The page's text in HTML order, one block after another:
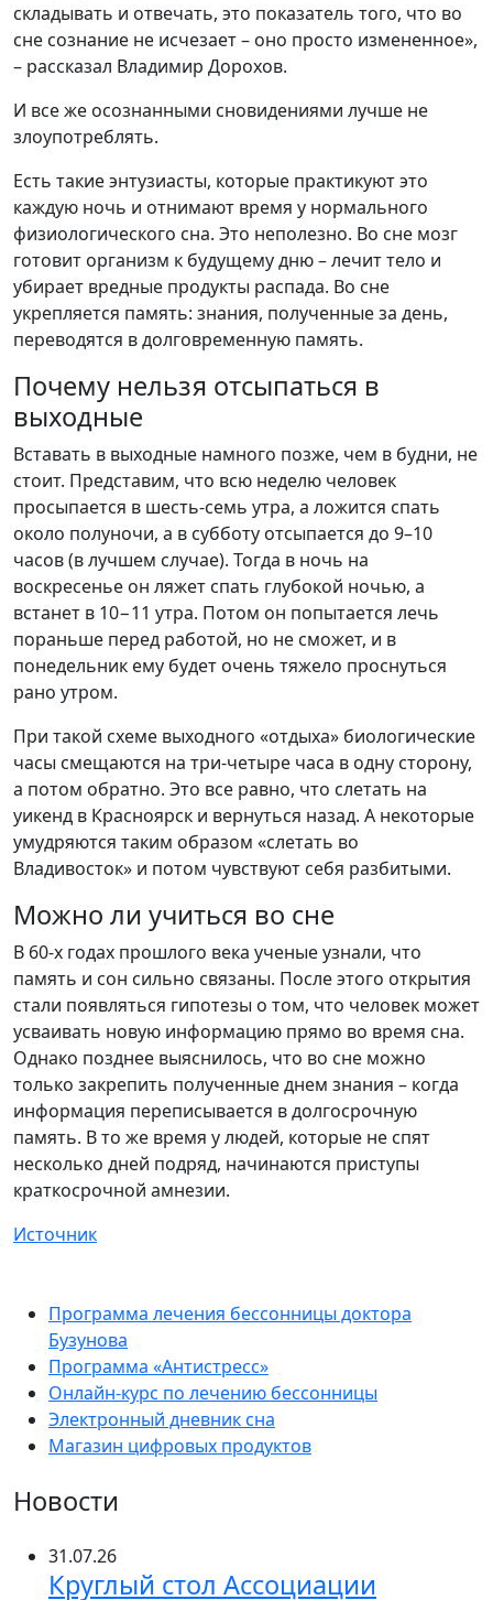
складывать и отвечать, это показатель того, что во
сне сознание не исчезает – оно просто измененное»,
– рассказал Владимир Дорохов.
И все же осознанными сновидениями лучше не
злоупотреблять.
Есть такие энтузиасты, которые практикуют это
каждую ночь и отнимают время у нормального
физиологического сна. Это неполезно. Во сне мозг
готовит организм к будущему дню – лечит тело и
убирает вредные продукты распада. Во сне
укрепляется память: знания, полученные за день,
переводятся в долговременную память.
Почему нельзя отсыпаться в
выходные
Вставать в выходные намного позже, чем в будни, не
стоит. Представим, что всю неделю человек
просыпается в шесть-семь утра, а ложится спать
около полуночи, а в субботу отсыпается до 9–10
часов (в лучшем случае). Тогда в ночь на
воскресенье он ляжет спать глубокой ночью, а
встанет в 10−11 утра. Потом он попытается лечь
пораньше перед работой, но не сможет, и в
понедельник ему будет очень тяжело проснуться
рано утром.
При такой схеме выходного «отдыха» биологические
часы смещаются на три-четыре часа в одну сторону,
а потом обратно. Это все равно, что слетать на
уикенд в Красноярск и вернуться назад. А некоторые
умудряются таким образом «слетать во
Владивосток» и потом чувствуют себя разбитыми.
Можно ли учиться во сне
В 60-х годах прошлого века ученые узнали, что
память и сон сильно связаны. После этого открытия
стали появляться гипотезы о том, что человек может
усваивать новую информацию прямо во время сна.
Однако позднее выяснилось, что во сне можно
только закрепить полученные днем знания – когда
информация переписывается в долгосрочную
память. В то же время у людей, которые не спят
несколько дней подряд, начинаются приступы
краткосрочной амнезии.
Источник
Программа лечения бессонницы доктора
Бузунова
Программа «Антистресс»
Онлайн-курс по лечению бессонницы
Электронный дневник сна
Магазин цифровых продуктов
Новости
31.07.26
Круглый стол Ассоциации